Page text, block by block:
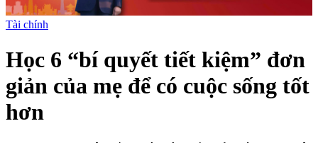
Tài chính
Học 6 “bí quyết tiết kiệm” đơn
giản của mẹ để có cuộc sống tốt
hơn